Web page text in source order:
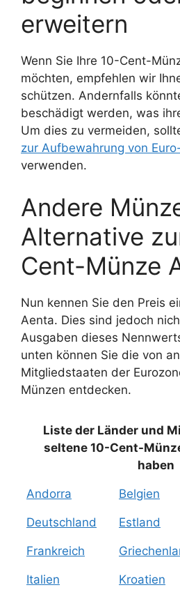
erweitern
Wenn Sie Ihre 10-Cent-
möchten, empfehlen wir
schützen. Andernfalls
beschädigt werden, was
Um dies zu vermeiden,
zur Aufbewahrung von
verwenden.
Andere
Alternative
Cent-Münze
Nun kennen Sie den Preis
Aenta. Dies sind jedoch
Ausgaben dieses
unten können Sie die von
Mitgliedstaaten der
Münzen entdecken.
Liste der Länder und
seltene 10-Cent-
haben
Andorra Belgien
Deutschland Estland
Frankreich
Italien Kroatien